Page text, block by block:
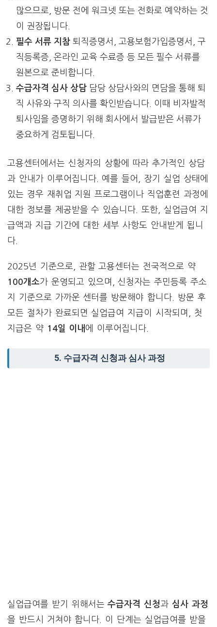
많으므로, 방문 전에 워크넷 또는 전화로 예약하는 것
이 권장됩니다.
필수 서류 지참 퇴직증명서, 고용보험가입증명서, 구
직등록증, 온라인 교육 수료증 등 모든 필수 서류를
원본으로 준비합니다.
수급자격 심사 상담 담당 상담사와의 면담을 통해 퇴
직 사유와 구직 의사를 확인받습니다. 이때 비자발적
퇴사임을 증명하기 위해 회사에서 발급받은 서류가
중요하게 검토됩니다.
고용센터에서는 신청자의 상황에 따라 추가적인 상담
과 안내가 이루어집니다. 예를 들어, 장기 실업 상태에
있는 경우 재취업 지원 프로그램이나 직업훈련 과정에
대한 정보를 제공받을 수 있습니다. 또한, 실업급여 지
급액과 지급 기간에 대한 세부 사항도 안내받게 됩니
다.
2025년 기준으로, 관할 고용센터는 전국적으로 약
100개소가 운영되고 있으며, 신청자는 주민등록 주소
지 기준으로 가까운 센터를 방문해야 합니다. 방문 후
모든 절차가 완료되면 실업급여 지급이 시작되며, 첫
지급은 약 14일 이내 에 이루어집니다.
5. 수급자격 신청과 심사 과정
실업급여를 받기 위해서는수급자격 신청과심사 과정
을 반드시 거쳐야 합니다. 이 단계는 실업급여를 받을